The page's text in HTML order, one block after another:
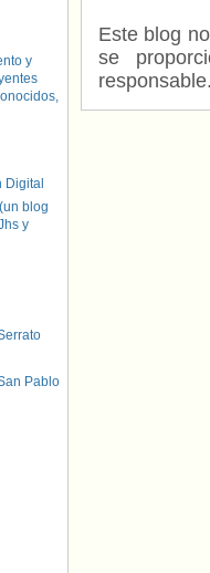
Este blog
se
y
Digital
blog
y
Pablo